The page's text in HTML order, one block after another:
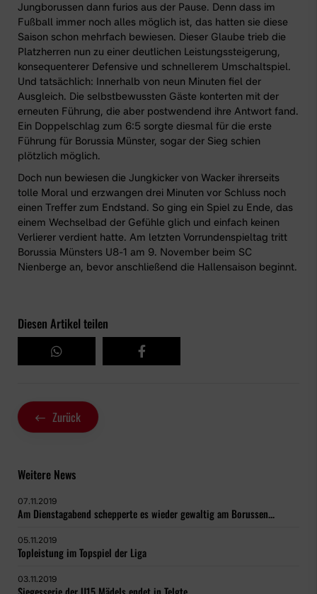
Jungborussen dann furios aus der Pause. Denn dass im
Fußball immer noch alles möglich ist, das hatten sie diese
Saison schon mehrfach bewiesen. Dieser Glaube trieb die
Platzherren nun zu einer deutlichen Leistungssteigerung,
konsequenterer Defensive und schnellerem Umschaltspiel.
Und tatsächlich: Innerhalb von neun Minuten fiel der
Ausgleich. Die selbstbewussten Gäste konterten mit der
erneuten Führung, die aber postwendend ihre Antwort fand.
Ein Doppelschlag zum 6:5 sorgte diesmal für die erste
Führung für Borussia Münster, sogar der Sieg schien
plötzlich möglich.
Doch nun bewiesen die Jungkicker von Wacker ihrerseits
tolle Moral und erzwangen drei Minuten vor Schluss noch
einen Treffer zum Endstand. So ging ein Spiel zu Ende, das
einem Wechselbad der Gefühle glich und einfach keinen
Verlierer verdient hatte. Am letzten Vorrundenspieltag tritt
Borussia Münsters U8-1 am 9. November beim SC
Nienberge an, bevor anschließend die Hallensaison beginnt.
Diesen Artikel teilen
Zurück
Weitere News
07.11.2019
Am Dienstagabend schepperte es wieder gewaltig am Borussen...
05.11.2019
Topleistung im Topspiel der Liga
03.11.2019